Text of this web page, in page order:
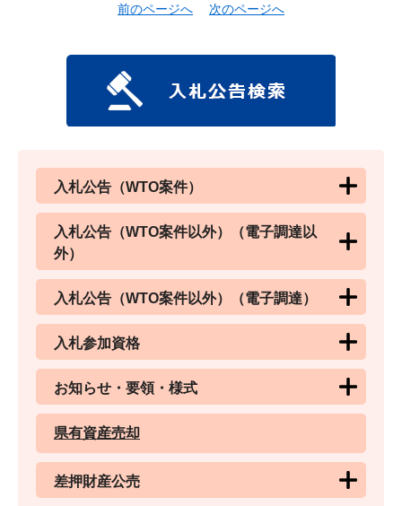
前のページへ 次のページへ
入札公告（WTO案件）
入札公告（WTO案件以外）（電子調達以
外）
入札公告（WTO案件以外）（電子調達）
入札参加資格
お知らせ・要領・様式
県有資産売却
差押財産公売